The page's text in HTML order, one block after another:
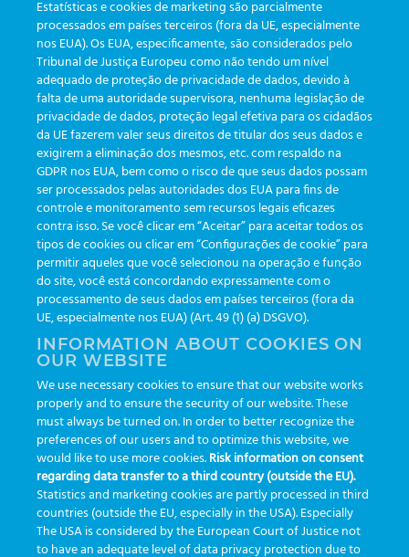
rastreabilidade ,tecnologia
CATEGORIES
Updates(19)
Events (19)
Features(35)
Newsletters(111)
TAGS
auditoria automação
congresso customização dashboard DICQ eficiência
enterprise etrack flebotomista governança clínica
GreinerBioOne greinerbioonebr HL7 IA informação
inovação ISO15189 laboratório novas tecnologias PALC
preanalitica processo de coleta produtividade
Pré-analítica qualidade rastreabilidade RDC
Estatísticas e cookies de marketing são parcialmente
processados em países terceiros (fora da UE, especialmente
nos EUA). Os EUA, especificamente, são considerados pelo
Tribunal de Justiça Europeu como não tendo um nível
adequado de proteção de privacidade de dados, devido à
falta de uma autoridade supervisora, nenhuma legislação de
privacidade de dados, proteção legal efetiva para os cidadãos
da UE fazerem valer seus direitos de titular dos seus dados e
exigirem a eliminação dos mesmos, etc. com respaldo na
GDPR nos EUA, bem como o risco de que seus dados possam
ser processados pelas autoridades dos EUA para fins de
controle e monitoramento sem recursos legais eficazes
contra isso. Se você clicar em “Aceitar” para aceitar todos os
tipos de cookies ou clicar em “Configurações de cookie” para
permitir aqueles que você selecionou na operação e função
do site, você está concordando expressamente com o
processamento de seus dados em países terceiros (fora da
UE, especialmente nos EUA) (Art. 49 (1) (a) DSGVO).
INFORMATION ABOUT COOKIES ON
OUR WEBSITE
We use necessary cookies to ensure that our website works
properly and to ensure the security of our website. These
must always be turned on. In order to better recognize the
preferences of our users and to optimize this website, we
would like to use more cookies.Risk information on consent
regarding data transfer to a third country (outside the EU).
Statistics and marketing cookies are partly processed in third
countries (outside the EU, especially in the USA). Especially
The USA is considered by the European Court of Justice not
to have an adequate level of data privacy protection due to